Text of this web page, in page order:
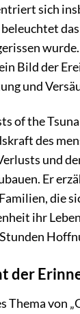
sich
Bild der
und
of the
des
und
Er
die
ihr
der
Thema von